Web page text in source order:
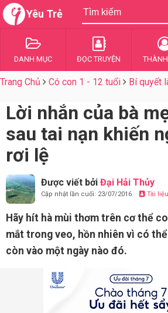
Yêu Trẻ
DANH MỤC ĐỌC TRUYỆN
Trang Chủ Có con 1 - 12 tuổi Bí quyết
Lời nhắn của bà
sau tai nạn khiến
rơi lệ
Được viết bởi Đại Hải Thủy
Cập nhật lần cuối: 23/07/2016 Tài
Hãy hít hà mùi thơm trên cơ thể
mắt trong veo, hồn nhiên vì có
còn vào một ngày nào đó.